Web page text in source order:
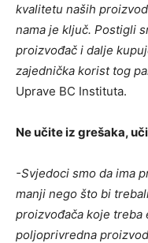
kvalitetu naših
nama je ključ. Postigli
proizvođač i dalje
zajednička korist tog
Uprave BC Instituta.
Ne učite iz grešaka,
-Svjedoci smo da ima
manji nego što bi
proizvođača koje treba
poljoprivredna